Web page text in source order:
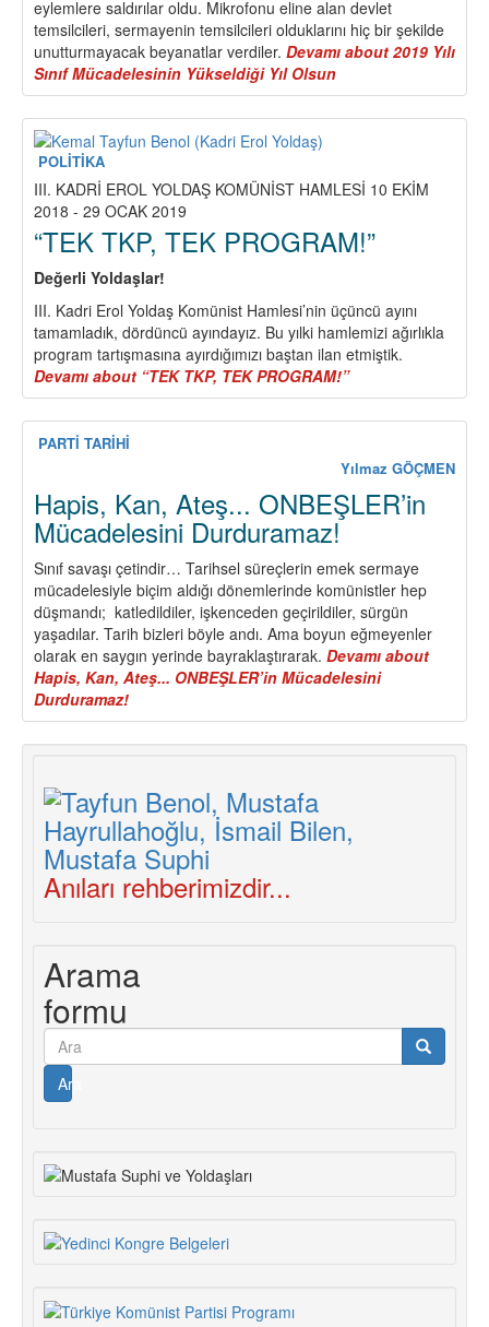
eylemlere saldırılar oldu. Mikrofonu eline alan devlet
temsilcileri, sermayenin temsilcileri olduklarını hiç bir şekilde
unutturmayacak beyanatlar verdiler. Devamı about 2019 Yılı
Sınıf Mücadelesinin Yükseldiği Yıl Olsun
POLİTİKA
III. KADRİ EROL YOLDAŞ KOMÜNİST HAMLESİ 10 EKİM
2018 - 29 OCAK 2019
“TEK TKP, TEK PROGRAM!”
Değerli Yoldaşlar!
III. Kadri Erol Yoldaş Komünist Hamlesi’nin üçüncü ayını
tamamladık, dördüncü ayındayız. Bu yılki hamlemizi ağırlıkla
program tartışmasına ayırdığımızı baştan ilan etmiştik.
Devamı about “TEK TKP, TEK PROGRAM!”
PARTİ TARİHİ
Yılmaz GÖÇMEN
Hapis, Kan, Ateş... ONBEŞLER’in
Mücadelesini Durduramaz!
Sınıf savaşı çetindir… Tarihsel süreçlerin emek sermaye
mücadelesiyle biçim aldığı dönemlerinde komünistler hep
düşmandı; katledildiler, işkenceden geçirildiler, sürgün
yaşadılar. Tarih bizleri böyle andı. Ama boyun eğmeyenler
olarak en saygın yerinde bayraklaştırarak. Devamı about
Hapis, Kan, Ateş... ONBEŞLER’in Mücadelesini
Durduramaz!
Anıları rehberimizdir...
Arama
formu
Ara